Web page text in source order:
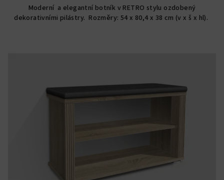
Moderní a elegantní botník v RETRO stylu ozdobený
dekorativními pilástry. Rozměry: 54 x 80,4 x 38 cm (v x š x hl).